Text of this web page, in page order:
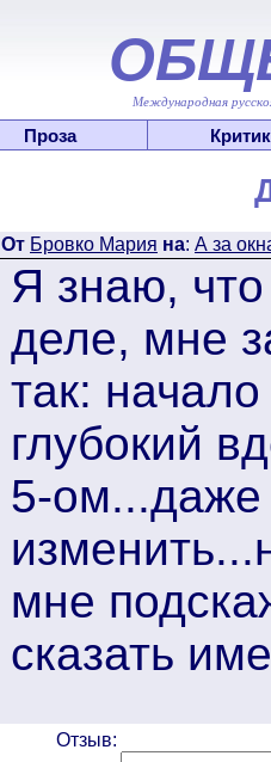
Международная
Проза
От Бровко Мария на: А за
Я знаю,
деле, мне
так:
глубокий
5-ом...даже
мне
сказать
Отзыв: